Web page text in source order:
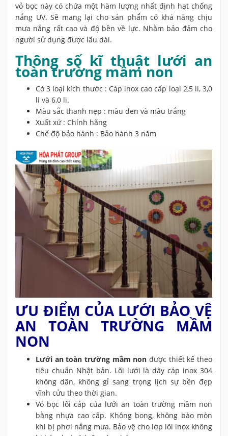
vỏ bọc này có chứa một hàm lượng nhất định hạt chống
nắng UV. Sẽ mang lại cho sản phẩm có khả năng chịu
mưa nắng rất cao và độ bền về lực. Nhằm bảo đảm cho
người sử dụng được lâu dài.
Thông số kĩ thuật lưới an
toàntrường mầm non
Có 3 loại kích thước : Cáp inox cao cấp loại 2,5 li, 3,0
li và 6,0 li.
Màu sắc thanh nẹp : màu đen và màu trắng
Xuất xứ : Chính hãng
Chế độ bảo hành : Bảo hành 3 năm
ƯU ĐIỂM CỦA LƯỚI BẢO VỆ
AN TOÀN TRƯỜNG MẦM
NON
Lưới an toàn trường mầm non được thiết kế theo
tiêu chuẩn Nhật bản. Lõi lưới là dây cáp inox 304
không dãn, không gỉ sang trọng lịch sự bền đẹp
vĩnh cửu theo thời gian.
Vỏ bọc lõi cáp của lưới an toàn trường mầm non
bằng nhựa cao cấp. Không bong, không bào mòn
khi bị phơi nắng mưa. Bảo vệ cho lớp lõi inox không